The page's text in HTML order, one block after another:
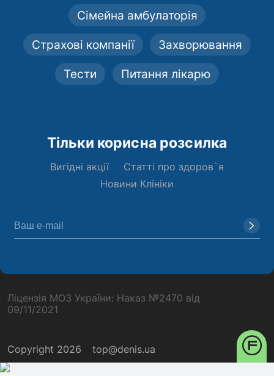
Сімейна амбулаторія
Страхові компанії Захворювання
Тести Питання лікарю
Тільки корисна розсилка
Вигідні акції
Статті про здоров`я
Новини Клініки
Copyright 2026 top@denis.ua
Ліцензія МОЗ України: Наказ №2470 від
09/11/2021